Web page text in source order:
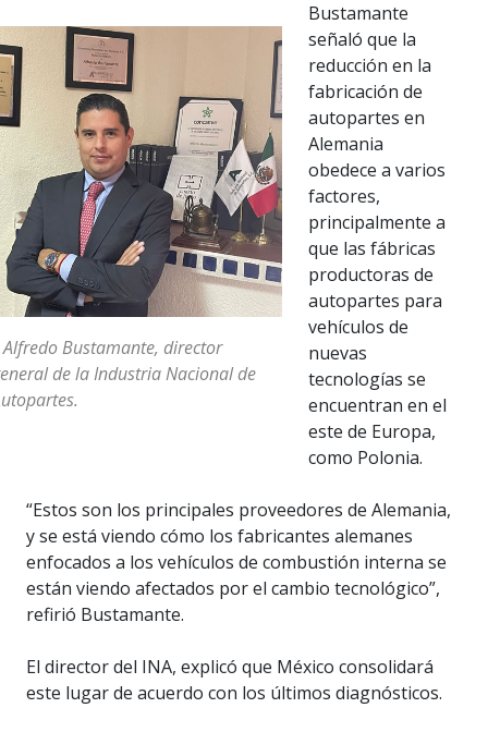
Alfredo Bustamante, director
de la Industria Nacional de
Bustamante
señaló que la
reducción en la
fabricación de
autopartes en
Alemania
obedece a varios
factores,
principalmente a
que las fábricas
productoras de
autopartes para
vehículos de
nuevas
tecnologías se
encuentran en el
este de Europa,
como Polonia.
“Estos son los principales proveedores de Alemania,
y se está viendo cómo los fabricantes alemanes
enfocados a los vehículos de combustión interna se
están viendo afectados por el cambio tecnológico”,
refirió Bustamante.
El director del INA, explicó que México consolidará
este lugar de acuerdo con los últimos diagnósticos.